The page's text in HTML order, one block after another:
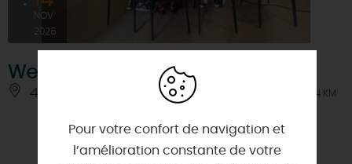
NOV
2026
Week-end Jeux Vidéo
45570 - OUZOUER-SUR-LOIRE À 0.4 KM
Pour votre confort de navigation et
l’amélioration constante de votre